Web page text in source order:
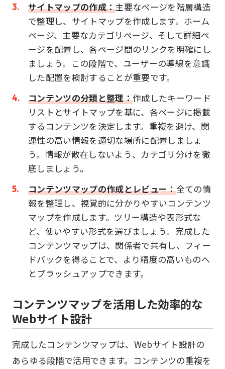
サイトマップの作成：主要なページを階層構造
で整理し、サイトマップを作成します。ホーム
ページ、主要なカテゴリページ、そして詳細ペ
ージを配置し、各ページ間のリンクを明確にし
ましょう。この段階で、ユーザーの導線を意識
した配置を検討することが重要です。
コンテンツの分類と整理：作成したキーワード
リストとサイトマップを基に、各ページに掲載
するコンテンツを決定します。重複を避け、関
連性の高い情報を適切な場所に配置しましょ
う。情報が散在しないよう、カテゴリ分けを徹
底しましょう。
コンテンツマップの作成とレビュー：全ての情
報を整理し、視覚的に分かりやすいコンテンツ
マップを作成します。ツリー構造や表形式な
ど、使いやすい形式を選びましょう。完成した
コンテンツマップは、関係者で共有し、フィー
ドバックを得ることで、より精度の高いものへ
とブラッシュアップできます。
コンテンツマップを活用した効率的な
Webサイト設計
完成したコンテンツマップは、Webサイト設計の
あらゆる段階で活用できます。コンテンツの重複を